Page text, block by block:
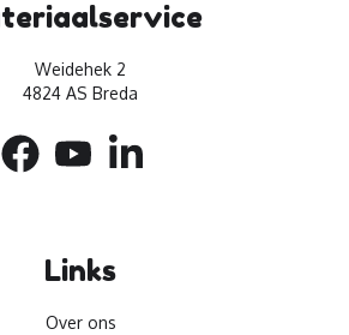
Weidehek 2
4824 AS Breda
Links
Over ons